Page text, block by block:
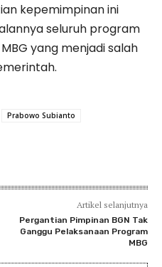
kepemimpinan ini
seluruh program
yang menjadi salah
Prabowo Subianto
Artikel selanjutnya
Pergantian Pimpinan BGN Tak
Ganggu Pelaksanaan Program
MBG